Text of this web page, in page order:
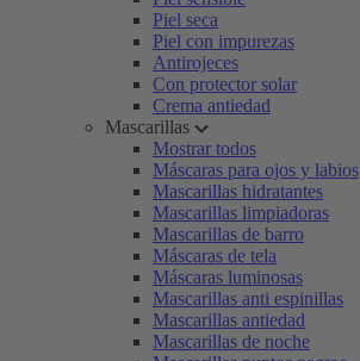
Piel seca
Piel con impurezas
Antirojeces
Con protector solar
Crema antiedad
Mascarillas
Mostrar todos
Máscaras para ojos y labios
Mascarillas hidratantes
Mascarillas limpiadoras
Mascarillas de barro
Máscaras de tela
Máscaras luminosas
Mascarillas anti espinillas
Mascarillas antiedad
Mascarillas de noche